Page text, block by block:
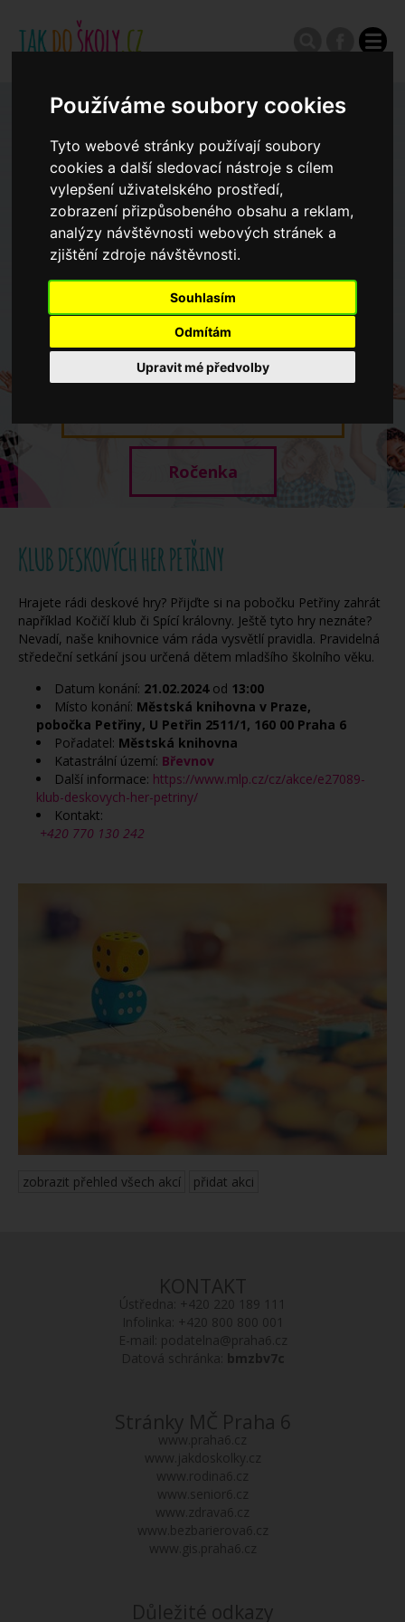
Používáme soubory cookies
Tyto webové stránky používají soubory
cookies a další sledovací nástroje s cílem
vylepšení uživatelského prostředí,
zobrazení přizpůsobeného obsahu a reklam,
analýzy návštěvnosti webových stránek a
zjištění zdroje návštěvnosti.
Souhlasím
Odmítám
Upravit mé předvolby
Zápisy do ZŠ 2026/27
Výroční zprávy
Spádové oblasti ZŠ
Koncepce školství
Dny otevřených dveří ZŠ
Ročenka
KLUB DESKOVÝCH HER PETŘINY
Hrajete rádi deskové hry? Přijďte si na pobočku Petřiny zahrát
například Kočičí klub či Spící královny. Ještě tyto hry neznáte?
Nevadí, naše knihovnice vám ráda vysvětlí pravidla. Pravidelná
středeční setkání jsou určená dětem mladšího školního věku.
Datum konání: 21.02.2024od 13:00
Místo konání: Městská knihovna v Praze,
pobočka Petřiny, U Petřin 2511/1, 160 00 Praha 6
Pořadatel: Městská knihovna
Katastrální území: Břevnov
Další informace: https://www.mlp.cz/cz/akce/e27089-
klub-deskovych-her-petriny/
Kontakt:
+420 770 130 242
zobrazit přehled všech akcí přidat akci
KONTAKT
Ústředna: +420 220 189 111
Infolinka: +420 800 800 001
E-mail: podatelna@praha6.cz
Datová schránka: bmzbv7c
Stránky MČ Praha 6
www.praha6.cz
www.jakdoskolky.cz
www.rodina6.cz
www.senior6.cz
www.zdrava6.cz
www.bezbarierova6.cz
www.gis.praha6.cz
Důležité odkazy